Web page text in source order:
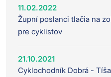
11.02.2022
Župní poslanci tlačia na
pre cyklistov
21.10.2021
Cyklochodník Dobrá -